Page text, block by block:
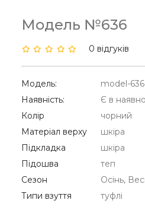
Модель №636
0 відгуків
Модель:
model-636
Наявність:
Є в
Колір
чорний
Матеріал верху
шкіра
Підкладка
шкіра
Підошва
теп
Сезон
Осінь,
Типи взуття
туфлі